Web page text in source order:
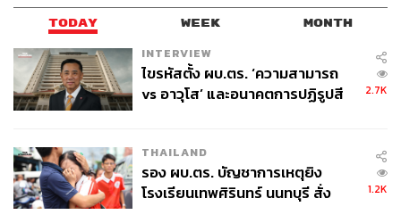
TODAY WEEK MONTH
INTERVIEW
ไขรหัสตั้ง ผบ.ตร. ‘ความสามารถ
vs อาวุโส’ และอนาคตการปฏิรูปสี
2.7K
THAILAND
รอง ผบ.ตร. บัญชาการเหตุยิง
โรงเรียนเทพศิรินทร์ นนทบุรี สั่ง
1.2K